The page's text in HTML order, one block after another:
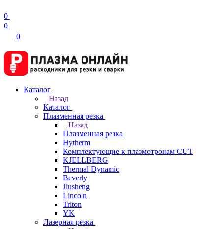
0
0
0
Каталог
Назад
Каталог
Плазменная резка
Назад
Плазменная резка
Hytherm
Комплектующие к плазмотронам CUT
KJELLBERG
Thermal Dynamic
Beverly
Jiusheng
Lincoln
Triton
YK
Лазерная резка